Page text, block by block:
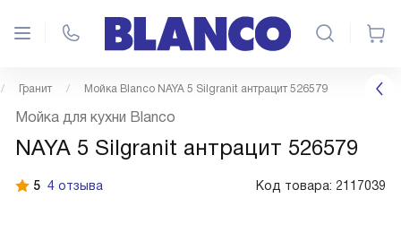
Гранит Мойка Blanco NAYA 5 Silgranit антрацит 526579
5 4 отзыва Код товара: 2117039
Мойка для кухни Blanco
NAYA 5 Silgranit антрацит 526579